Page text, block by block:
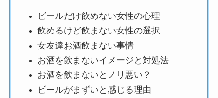
ビールだけ飲めない女性の心理
飲めるけど飲まない女性の選択
女友達お酒飲まない事情
お酒を飲まないイメージと対処法
お酒を飲まないとノリ悪い？
ビールがまずいと感じる理由